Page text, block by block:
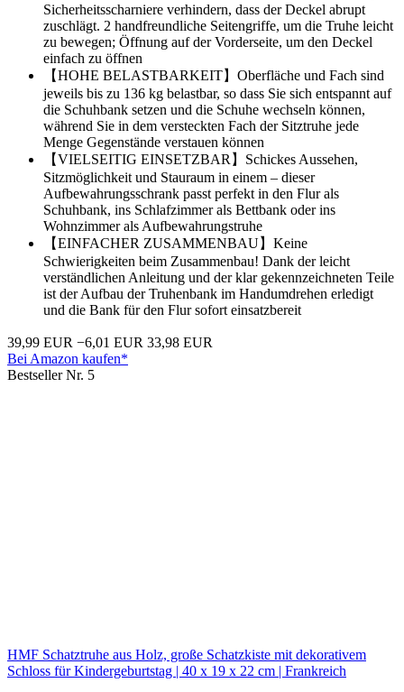
Sicherheitsscharniere verhindern, dass der Deckel abrupt
zuschlägt. 2 handfreundliche Seitengriffe, um die Truhe leicht
zu bewegen; Öffnung auf der Vorderseite, um den Deckel
einfach zu öffnen
【HOHE BELASTBARKEIT】Oberfläche und Fach sind
jeweils bis zu 136 kg belastbar, so dass Sie sich entspannt auf
die Schuhbank setzen und die Schuhe wechseln können,
während Sie in dem versteckten Fach der Sitztruhe jede
Menge Gegenstände verstauen können
【VIELSEITIG EINSETZBAR】Schickes Aussehen,
Sitzmöglichkeit und Stauraum in einem – dieser
Aufbewahrungsschrank passt perfekt in den Flur als
Schuhbank, ins Schlafzimmer als Bettbank oder ins
Wohnzimmer als Aufbewahrungstruhe
【EINFACHER ZUSAMMENBAU】Keine
Schwierigkeiten beim Zusammenbau! Dank der leicht
verständlichen Anleitung und der klar gekennzeichneten Teile
ist der Aufbau der Truhenbank im Handumdrehen erledigt
und die Bank für den Flur sofort einsatzbereit
39,99 EUR −6,01 EUR 33,98 EUR
Bei Amazon kaufen*
Bestseller Nr. 5
HMF Schatztruhe aus Holz, große Schatzkiste mit dekorativem
Schloss für Kindergeburtstag | 40 x 19 x 22 cm | Frankreich